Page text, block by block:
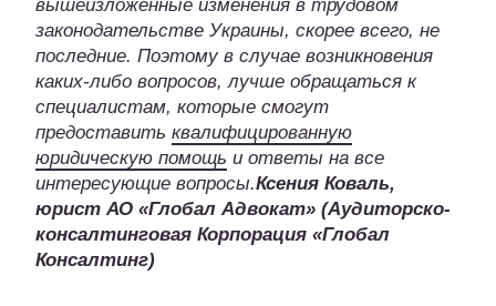
вышеизложенные изменения в трудовом
законодательстве Украины, скорее всего, не
последние. Поэтому в случае возникновения
каких-либо вопросов, лучше обращаться к
специалистам, которые смогут
предоставить квалифицированную
юридическую помощь и ответы на все
интересующие вопросы.Ксения Коваль,
юрист АО «Глобал Адвокат» (Аудиторско-
консалтинговая Корпорация «Глобал
Консалтинг)